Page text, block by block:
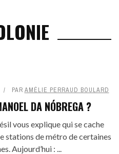
PAR AMÉLIE PERRAUD BOULARD
DA NÓBREGA ?
vous explique qui se cache
stations de métro de certaines
Aujourd’hui : ...